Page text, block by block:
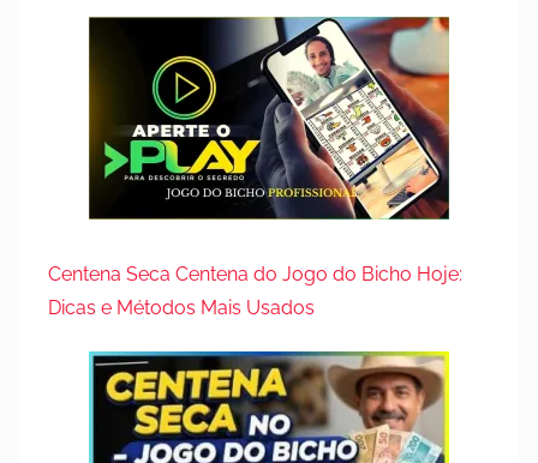
Centena Seca Centena do Jogo do Bicho Hoje:
Dicas e Métodos Mais Usados